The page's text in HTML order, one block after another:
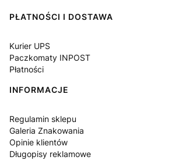
PŁATNOŚCI I DOSTAWA
Kurier UPS
Paczkomaty INPOST
Płatności
INFORMACJE
Regulamin sklepu
Galeria Znakowania
Opinie klientów
Długopisy reklamowe